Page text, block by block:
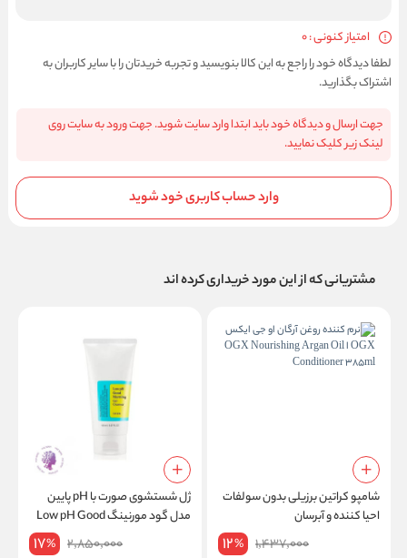
امتیاز کنونی : 0
لطفا دیدگاه خود را راجع به این کالا بنویسید و تجربه خریدتان را با سایر کاربران به
اشتراک بگذارید.
جهت ارسال و دیدگاه خود باید ابتدا وارد سایت شوید. جهت ورود به سایت روی
لینک زیر کلیک نمایید.
وارد حساب کاربری خود شوید
مشتریانی که از این مورد خریداری کرده اند
شامپو کراتین برزیلی بدون سولفات
احیا کننده و آبرسان
1,437,000
12%
ژل شستشوی صورت با pH پایین
مدل گود مورنینگ Low pH Good
Morning Gel Cleanse
2,850,000
17%